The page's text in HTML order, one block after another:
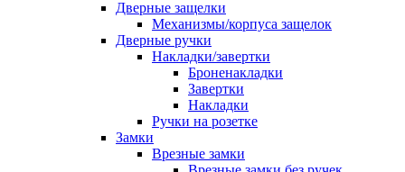
Дверные защелки
Механизмы/корпуса защелок
Дверные ручки
Накладки/завертки
Броненакладки
Завертки
Накладки
Ручки на розетке
Замки
Врезные замки